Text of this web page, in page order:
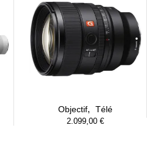
Objectif,
Télé
2.099,00€